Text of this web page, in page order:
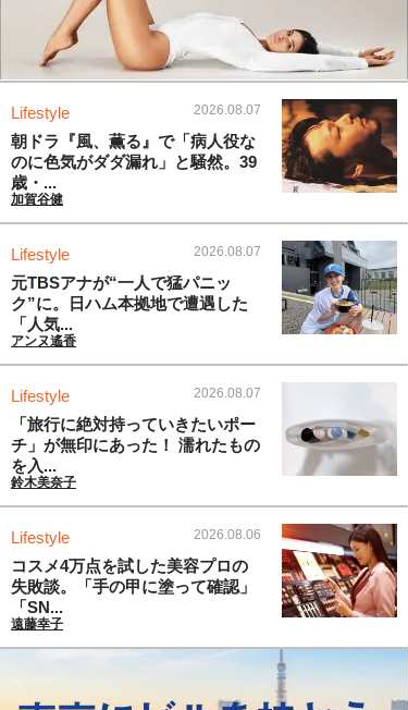
Lifestyle 2026.08.07
朝ドラ『風、薫る』で「病人役な
のに色気がダダ漏れ」と騒然。39
歳・...
加賀谷健
Lifestyle 2026.08.07
元TBSアナが“一人で猛パニッ
ク”に。日ハム本拠地で遭遇した
「人気...
アンヌ遙香
Lifestyle 2026.08.07
「旅行に絶対持っていきたいポー
チ」が無印にあった！ 濡れたもの
を入...
鈴木美奈子
Lifestyle 2026.08.06
コスメ4万点を試した美容プロの
失敗談。「手の甲に塗って確認」
「SN...
遠藤幸子